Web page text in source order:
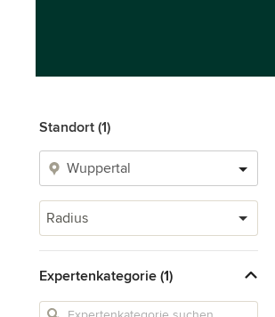
Standort (1)
Radius
Expertenkategorie (1)